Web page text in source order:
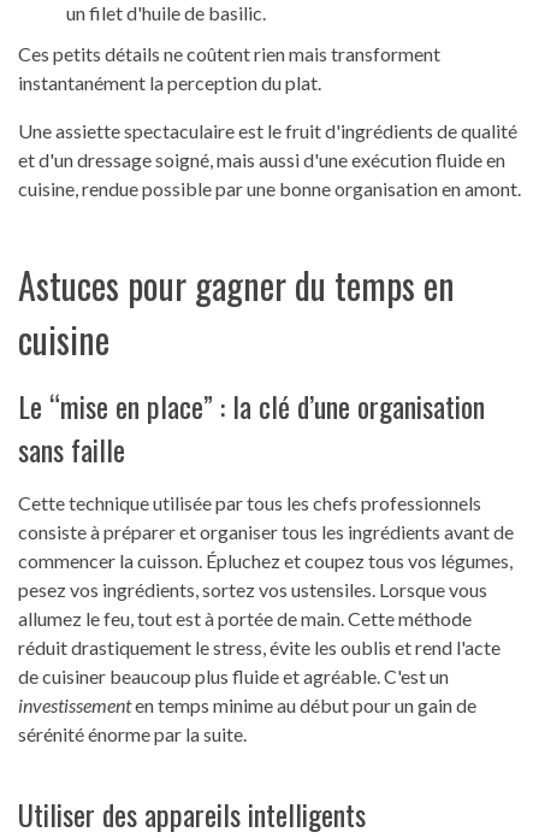
un filet d'huile de basilic.
Ces petits détails ne coûtent rien mais transforment
instantanément la perception du plat.
Une assiette spectaculaire est le fruit d'ingrédients de qualité
et d'un dressage soigné, mais aussi d'une exécution fluide en
cuisine, rendue possible par une bonne organisation en amont.
Astuces pour gagner du temps en
cuisine
Le “mise en place” : la clé d’une organisation
sans faille
Cette technique utilisée par tous les chefs professionnels
consiste à préparer et organiser tous les ingrédients avant de
commencer la cuisson. Épluchez et coupez tous vos légumes,
pesez vos ingrédients, sortez vos ustensiles. Lorsque vous
allumez le feu, tout est à portée de main. Cette méthode
réduit drastiquement le stress, évite les oublis et rend l'acte
de cuisiner beaucoup plus fluide et agréable. C'est un
investissementen temps minime au début pour un gain de
sérénité énorme par la suite.
Utiliser des appareils intelligents